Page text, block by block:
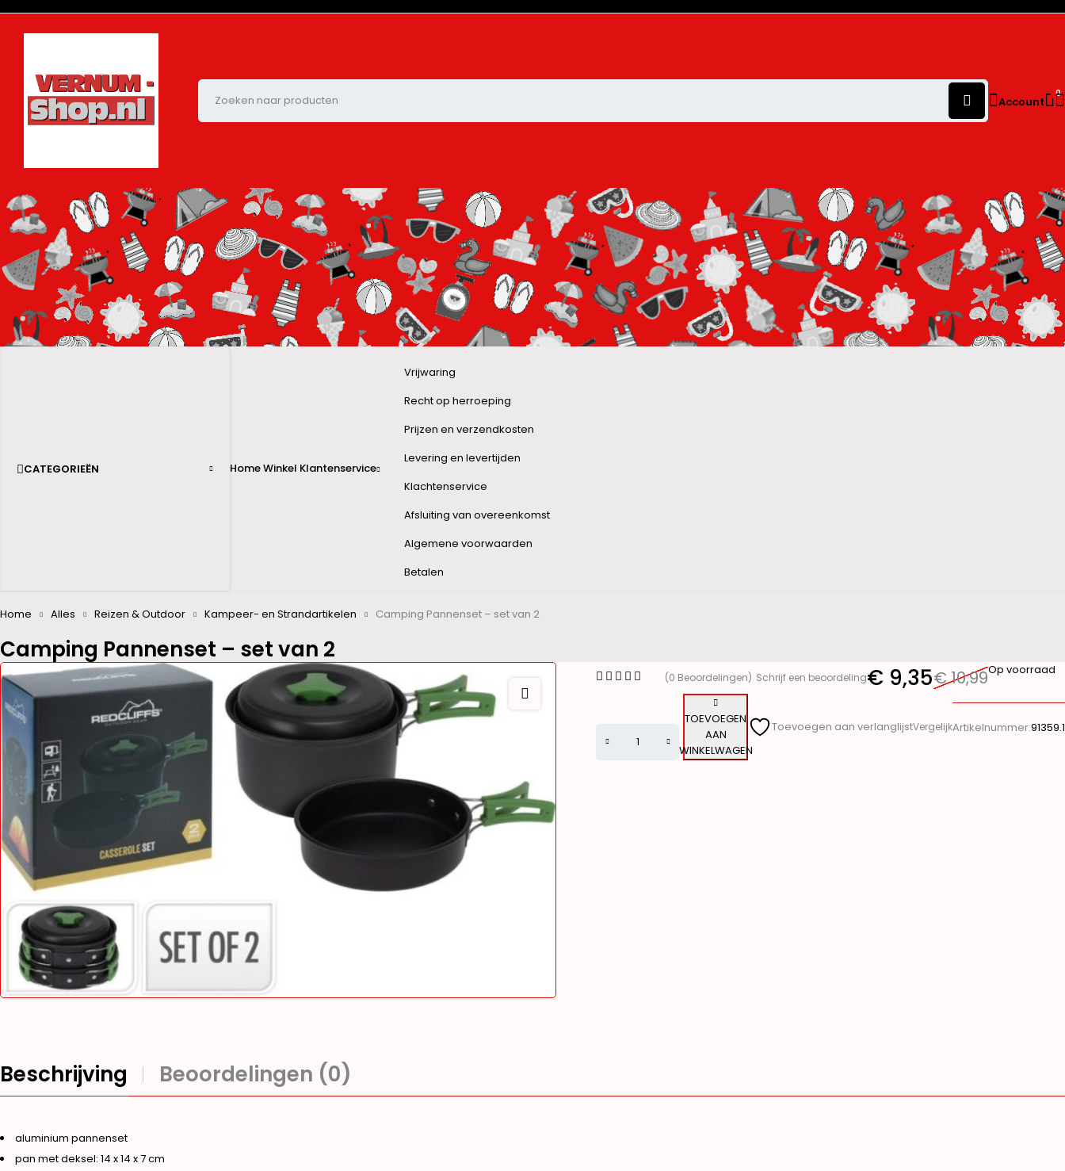
Account
0
CATEGORIEËN HomeWinkel Klantenservice
Vrijwaring
Recht op herroeping
Prijzen en verzendkosten
Levering en levertijden
Klachtenservice
Afsluiting van overeenkomst
Algemene voorwaarden
Betalen
Camping Pannenset – set van 2
Home Alles Reizen & Outdoor Kampeer- en Strandartikelen Camping Pannenset – set van 2
(0 Beoordelingen) Schrijf een beoordeling €10,99
€ 9,35 Op voorraad
TOEVOEGEN
AAN
WINKELWAGEN
Toevoegen aan verlanglijstVergelijkArtikelnummer:91359.1
Beschrijving Beoordelingen (0)
aluminium pannenset
pan met deksel: 14 x 14 x 7 cm